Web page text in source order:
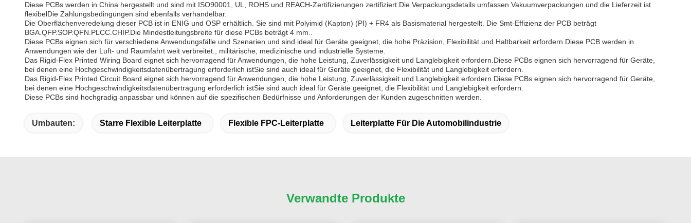
Diese PCBs werden in China hergestellt und sind mit ISO90001, UL, ROHS und REACH-Zertifizierungen zertifiziert.Die Verpackungsdetails umfassen Vakuumverpackungen und die Lieferzeit ist
flexibelDie Zahlungsbedingungen sind ebenfalls verhandelbar.
Die Oberflächenveredelung dieser PCB ist in ENIG und OSP erhältlich. Sie sind mit Polyimid (Kapton) (PI) + FR4 als Basismaterial hergestellt. Die Smt-Effizienz der PCB beträgt
BGA.QFP.SOP.QFN.PLCC.CHIP.Die Mindestleitungsbreite für diese PCBs beträgt 4 mm..
Diese PCBs eignen sich für verschiedene Anwendungsfälle und Szenarien und sind ideal für Geräte geeignet, die hohe Präzision, Flexibilität und Haltbarkeit erfordern.Diese PCB werden in
Anwendungen wie der Luft- und Raumfahrt weit verbreitet., militärische, medizinische und industrielle Systeme.
Das Rigid-Flex Printed Wiring Board eignet sich hervorragend für Anwendungen, die hohe Leistung, Zuverlässigkeit und Langlebigkeit erfordern.Diese PCBs eignen sich hervorragend für Geräte,
bei denen eine Hochgeschwindigkeitsdatenübertragung erforderlich istSie sind auch ideal für Geräte geeignet, die Flexibilität und Langlebigkeit erfordern.
Das Rigid-Flex Printed Circuit Board eignet sich hervorragend für Anwendungen, die hohe Leistung, Zuverlässigkeit und Langlebigkeit erfordern.Diese PCBs eignen sich hervorragend für Geräte,
bei denen eine Hochgeschwindigkeitsdatenübertragung erforderlich istSie sind auch ideal für Geräte geeignet, die Flexibilität und Langlebigkeit erfordern.
Diese PCBs sind hochgradig anpassbar und können auf die spezifischen Bedürfnisse und Anforderungen der Kunden zugeschnitten werden.
Umbauten: Starre Flexible Leiterplatte Flexible FPC-Leiterplatte Leiterplatte Für Die Automobilindustrie
Verwandte Produkte